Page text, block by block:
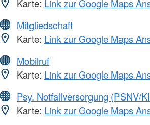
Karte: Link zur Google Maps
Mitgliedschaft
Karte: Link zur Google Maps
Mobilruf
Karte: Link zur Google Maps
Psy. Notfallversorgung (PSNV/
Karte: Link zur Google Maps